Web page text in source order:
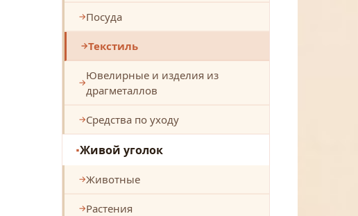
Посуда
Текстиль
Ювелирные и изделия из
драгметаллов
Средства по уходу
Живой уголок
Животные
Растения